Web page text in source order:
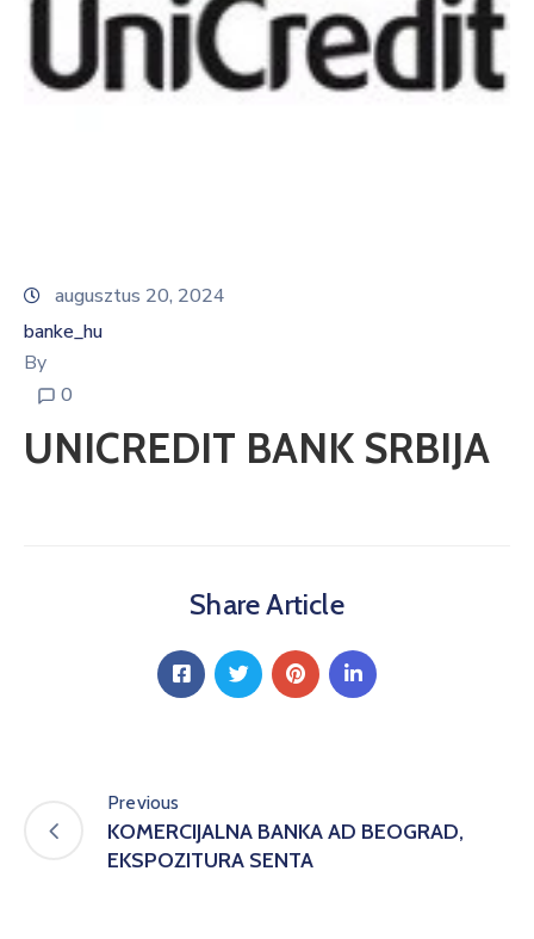
augusztus 20, 2024
banke_hu
By
0
UNICREDIT BANK SRBIJA
Share Article
Previous
KOMERCIJALNA BANKA AD BEOGRAD,
EKSPOZITURA SENTA